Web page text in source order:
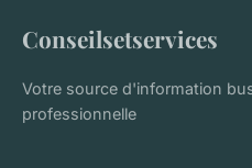
Conseilsetservices
Votre source d'information
professionnelle